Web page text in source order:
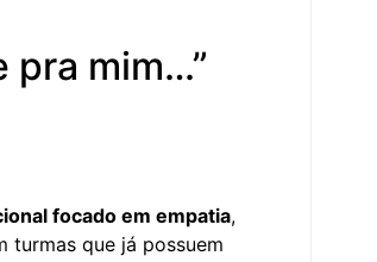
pra mim…”
focado em empatia,
turmas que já possuem